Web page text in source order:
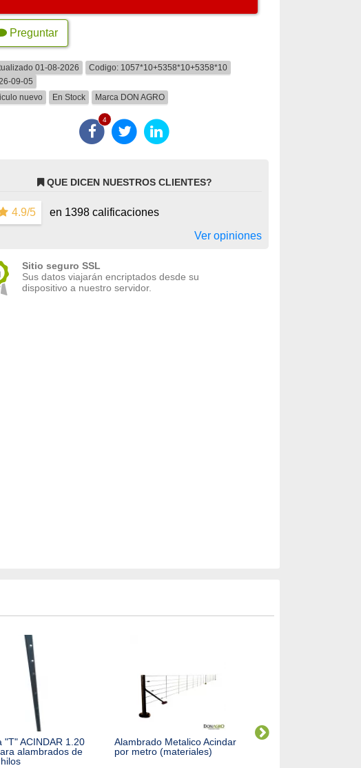
Preguntar
01-08-2026 Codigo: 1057*10+5358*10+5358*10
09-05
nuevo
En Stock Marca DON AGRO
4
QUE DICEN NUESTROS CLIENTES?
4.9/5
en 1398 calificaciones
Ver opiniones
Sitio seguro SSL
Sus datos viajarán encriptados desde su
dispositivo a nuestro servidor.
"T" ACINDAR 1.20
alambrados de
Alambrado Metalico Acindar
por metro (materiales)
Sacaposte Tec-Metal